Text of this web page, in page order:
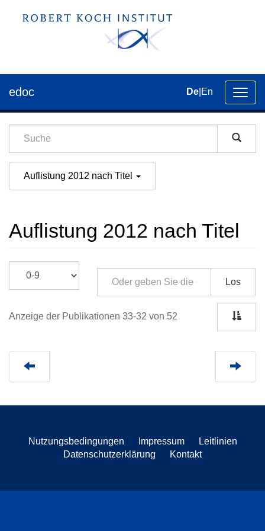
der
edoc De En
Auflistung 2012 nach Titel
Auflistung 2012 nach Titel
Los
Anzeige der Publikationen 33-32 von 52
Nutzungsbedingungen Impressum
Leitlinien
Datenschutzerklärung
Kontakt